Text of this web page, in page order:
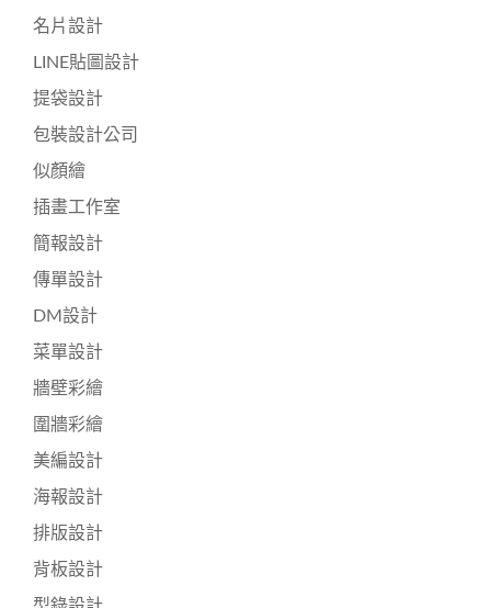
名片設計
LINE貼圖設計
提袋設計
包裝設計公司
似顏繪
插畫工作室
簡報設計
傳單設計
DM設計
菜單設計
牆壁彩繪
圍牆彩繪
美編設計
海報設計
排版設計
背板設計